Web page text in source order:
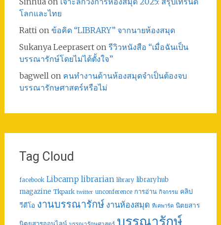
โลกและไทย
Ratti on ข้อคิด “LIBRARY” จากนายห้องสมุด
Sukanya Leepraserton รีวิวหนังสือ “เมื่อฉันเป็น
บรรณารักษ์โดยไม่ได้ตั้งใจ”
bagwell on คนทำงานด้านห้องสมุดจำเป็นต้องจบ
บรรณารักษศาสตร์หรือไม่
Tag Cloud
facebook Libcamp librarian library libraryhub
magazine Tkpark twitter unconference การอ่าน กิจกรรม คลิป
วีดีโอ งานบรรณารักษ์ งานห้องสมุด ทีเคพาร์ค นิตยสาร
บรรณารักษ์